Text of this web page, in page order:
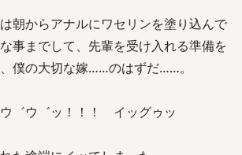
朝からアナルにワセリンを塗り込んで
事までして、先輩を受け入れる準備を
僕の大切な嫁……のはずだ……。
ウ゛ウ゛ッ！！！ イッグゥッ